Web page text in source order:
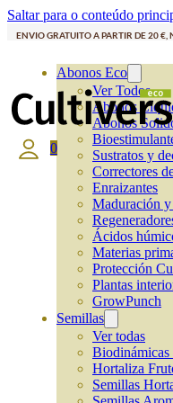
Saltar para o conteúdo
ENVIO GRATUITO A PARTIR DE 20
Abonos Eco
Ver Todos
Abonos
Abonos
Sustratos y
Correctores
Enraizantes
Maduración
Ácidos
Materias
Protección
Plantas
GrowPunch
Semillas
Ver todas
Biodinámicas
Hortaliza
Semillas
0